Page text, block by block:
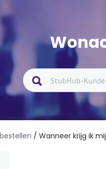
/ Wanneer krijg ik